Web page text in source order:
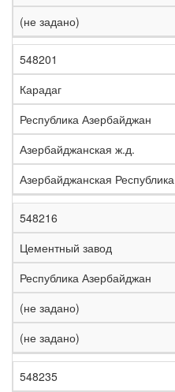
(не задано)
548201
Карадаг
Республика Азербайджан
Азербайджанская ж.д.
Азербайджанская Республика
548216
Цементный завод
Республика Азербайджан
(не задано)
(не задано)
548235